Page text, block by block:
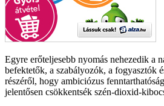
Egyre erőteljesebb nyomás nehezedik a
befektetők, a szabályozók, a fogyasztók
részéről, hogy ambiciózus
jelentősen csökkentsék szén-dioxid-